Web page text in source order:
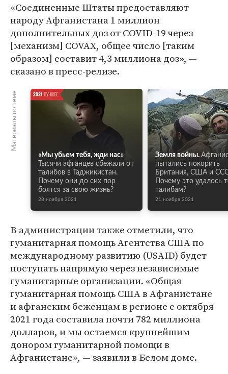
«Соединенные Штаты предоставляют
народу Афганистана 1 миллион
дополнительных доз от COVID-19 через
[механизм] COVAX, общее число [таким
образом] составит 4,3 миллиона доз», —
сказано в пресс-релизе.
Материалы по теме
«Мы убьем тебя, жди нас»
Тысячи афганцев сбежали от
талибов в Таджикистан.
Почему они до сих пор
боятся за свою жизнь?
28 ноября 2021
Земля войны.
пытались покорить
Британия, США и
Почему это удалось
талибам?
21 ноября 2021
В администрации также отметили, что
гуманитарная помощь Агентства США по
международному развитию (USAID) будет
поступать напрямую через независимые
гуманитарные организации. «Общая
гуманитарная помощь США в Афганистане
и афганским беженцам в регионе с октября
2021 года составила почти 782 миллиона
долларов, и мы остаемся крупнейшим
донором гуманитарной помощи в
Афганистане», — заявили в Белом доме.